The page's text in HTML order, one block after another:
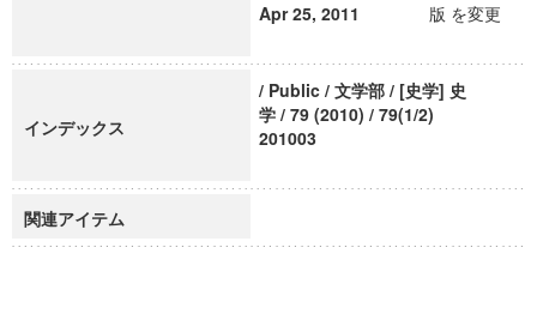
Apr 25, 2011
版 を変更
インデックス
/ Public / 文学部 / [史学] 史
学 / 79 (2010) / 79(1/2)
201003
関連アイテム